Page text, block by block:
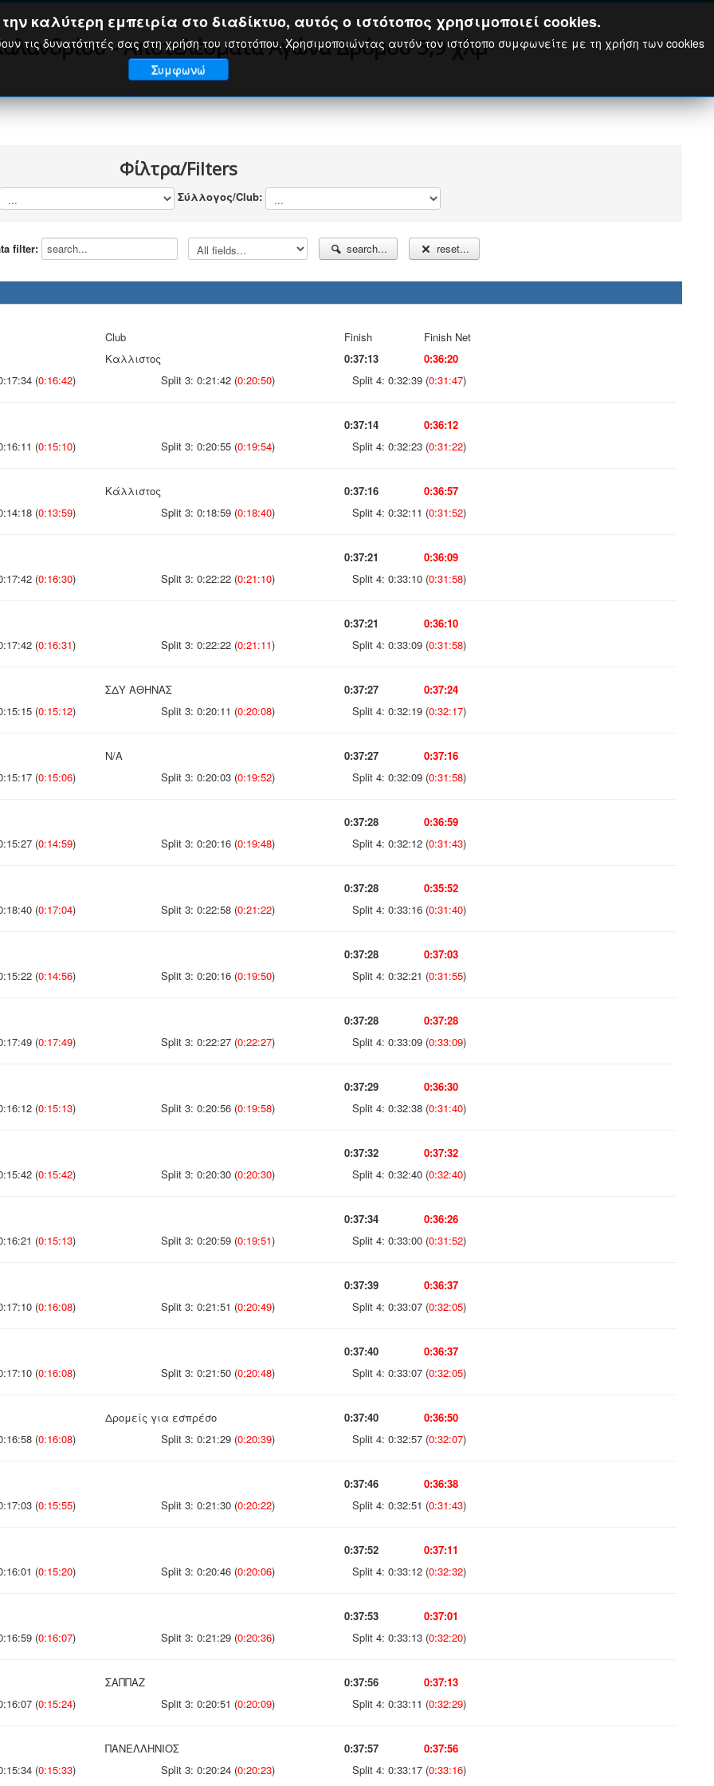
- Αποτελέσματα Αγώνα Δρόμου 5,9 χλμ
Φίλτρα/Filters
Σύλλογος/Club:
filter: search... reset...
Club Finish
Finish Net
Καλλιστος
0:37:13
0:36:20
(0:16:42) Split 3: 0:21:42 (0:20:50) Split 4: 0:32:39 (0:31:47)
0:37:14
0:36:12
(0:15:10) Split 3: 0:20:55 (0:19:54) Split 4: 0:32:23 (0:31:22)
Κάλλιστος 0:37:16
0:36:57
(0:13:59) Split 3: 0:18:59 (0:18:40) Split 4: 0:32:11 (0:31:52)
0:37:21
0:36:09
(0:16:30) Split 3: 0:22:22 (0:21:10) Split 4: 0:33:10 (0:31:58)
0:37:21
0:36:10
(0:16:31) Split 3: 0:22:22 (0:21:11) Split 4: 0:33:09 (0:31:58)
ΣΔΥ ΑΘΗΝΑΣ 0:37:27
0:37:24
(0:15:12) Split 3: 0:20:11 (0:20:08) Split 4: 0:32:19 (0:32:17)
N/A 0:37:27
0:37:16
(0:15:06) Split 3: 0:20:03 (0:19:52) Split 4: 0:32:09 (0:31:58)
0:37:28
0:36:59
(0:14:59) Split 3: 0:20:16 (0:19:48) Split 4: 0:32:12 (0:31:43)
0:37:28
0:35:52
(0:17:04) Split 3: 0:22:58 (0:21:22) Split 4: 0:33:16 (0:31:40)
0:37:28
0:37:03
(0:14:56) Split 3: 0:20:16 (0:19:50) Split 4: 0:32:21 (0:31:55)
0:37:28
0:37:28
(0:17:49) Split 3: 0:22:27 (0:22:27) Split 4: 0:33:09 (0:33:09)
0:37:29
0:36:30
(0:15:13) Split 3: 0:20:56 (0:19:58) Split 4: 0:32:38 (0:31:40)
0:37:32
0:37:32
(0:15:42) Split 3: 0:20:30 (0:20:30) Split 4: 0:32:40 (0:32:40)
0:37:34
0:36:26
(0:15:13) Split 3: 0:20:59 (0:19:51) Split 4: 0:33:00 (0:31:52)
0:37:39
0:36:37
(0:16:08) Split 3: 0:21:51 (0:20:49) Split 4: 0:33:07 (0:32:05)
0:37:40
0:36:37
(0:16:08) Split 3: 0:21:50 (0:20:48) Split 4: 0:33:07 (0:32:05)
Δρομείς για εσπρέσο 0:37:40
0:36:50
(0:16:08) Split 3: 0:21:29 (0:20:39) Split 4: 0:32:57 (0:32:07)
0:37:46
0:36:38
(0:15:55) Split 3: 0:21:30 (0:20:22) Split 4: 0:32:51 (0:31:43)
0:37:52
0:37:11
(0:15:20) Split 3: 0:20:46 (0:20:06) Split 4: 0:33:12 (0:32:32)
0:37:53
0:37:01
(0:16:07) Split 3: 0:21:29 (0:20:36) Split 4: 0:33:13 (0:32:20)
ΣΑΠΠΑΖ 0:37:56
0:37:13
(0:15:24) Split 3: 0:20:51 (0:20:09) Split 4: 0:33:11 (0:32:29)
ΠΑΝΕΛΛΗΝΙΟΣ 0:37:57
0:37:56
(0:15:33) Split 3: 0:20:24 (0:20:23) Split 4: 0:33:17 (0:33:16)
καλύτερη εμπειρία στο διαδίκτυο, αυτός ο ιστότοπος χρησιμοποιεί cookies.
τις δυνατότητές σας στη χρήση του ιστοτόπου. Χρησιμοποιώντας αυτόν τον ιστότοπο συμφωνείτε με τη χρήση των cookies
Συμφωνώ